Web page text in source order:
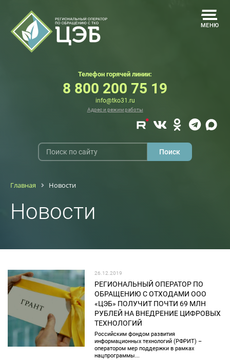
МЕНЮ
Телефон горячей линии:
8 800 200 75 19
info@tko31.ru
Адрес и режим работы
Главная Новости
Новости
26.12.2019
РЕГИОНАЛЬНЫЙ ОПЕРАТОР ПО
ОБРАЩЕНИЮ С ОТХОДАМИ ООО
«ЦЭБ» ПОЛУЧИТ ПОЧТИ 69 МЛН
РУБЛЕЙ НА ВНЕДРЕНИЕ ЦИФРОВЫХ
ТЕХНОЛОГИЙ
Российским фондом развития
информационных технологий (РФРИТ) –
оператором мер поддержки в рамках
нацпрограммы...